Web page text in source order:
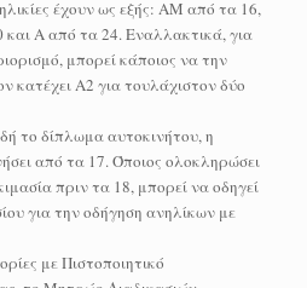
έχουν ως εξής: AM από τα 16,
Α από τα 24. Εναλλακτικά, για
μπορεί κάποιος να την
κατέχει Α2 για τουλάχιστον δύο
το δίπλωμα αυτοκινήτου, η
από τα 17. Όποιος ολοκληρώσει
πριν τα 18, μπορεί να οδηγεί
για την οδήγηση ανηλίκων με
με Πιστοποιητικό